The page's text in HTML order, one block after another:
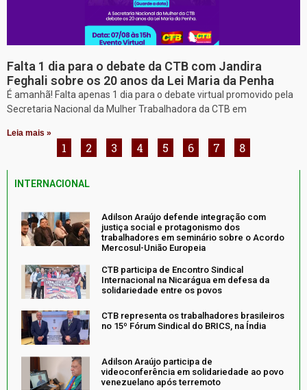
Falta 1 dia para o debate da CTB com Jandira
Feghali sobre os 20 anos da Lei Maria da Penha
É amanhã! Falta apenas 1 dia para o debate virtual promovido pela
Secretaria Nacional da Mulher Trabalhadora da CTB em
Leia mais »
1 2 3 4 5 6 7 8
INTERNACIONAL
Adilson Araújo defende integração com
justiça social e protagonismo dos
trabalhadores em seminário sobre o Acordo
Mercosul-União Europeia
CTB participa de Encontro Sindical
Internacional na Nicarágua em defesa da
solidariedade entre os povos
CTB representa os trabalhadores brasileiros
no 15º Fórum Sindical do BRICS, na Índia
Adilson Araújo participa de
videoconferência em solidariedade ao povo
venezuelano após terremoto